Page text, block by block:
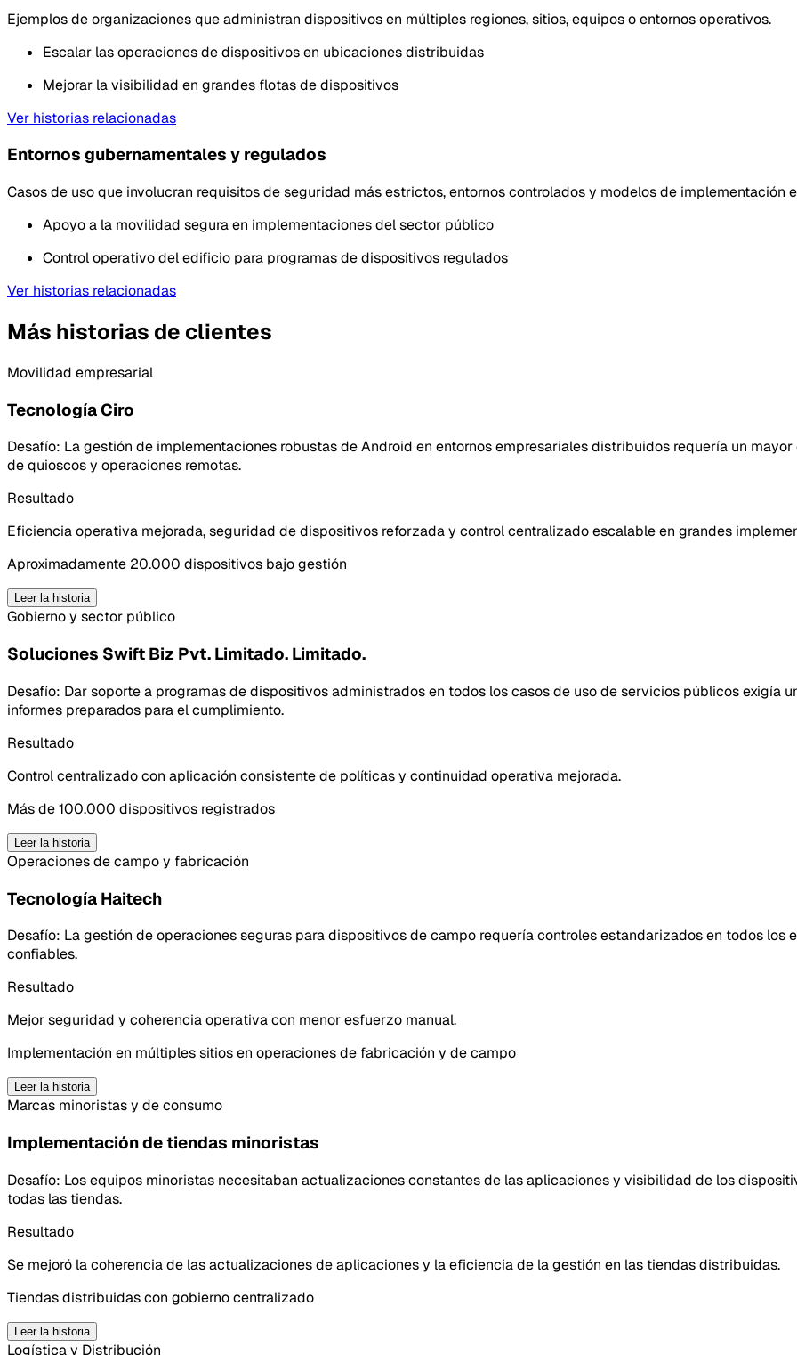
Ejemplos de organizaciones que administran dispositivos en múltiples regiones, sitios, equipos o entornos operativos.
Escalar las operaciones de dispositivos en ubicaciones distribuidas
Mejorar la visibilidad en grandes flotas de dispositivos
Ver historias relacionadas
Entornos gubernamentales y regulados
Casos de uso que involucran requisitos de seguridad más estrictos, entornos controlados y modelos de implementación
Apoyo a la movilidad segura en implementaciones del sector público
Control operativo del edificio para programas de dispositivos regulados
Ver historias relacionadas
Más historias de clientes
Movilidad empresarial
Tecnología Ciro
Desafío: La gestión de implementaciones robustas de Android en entornos empresariales distribuidos requería un
de quioscos y operaciones remotas.
Resultado
Eficiencia operativa mejorada, seguridad de dispositivos reforzada y control centralizado escalable en grandes
Aproximadamente 20.000 dispositivos bajo gestión
Leer la historia
Gobierno y sector público
Soluciones Swift Biz Pvt. Limitado. Limitado.
Desafío: Dar soporte a programas de dispositivos administrados en todos los casos de uso de servicios públicos exigía
informes preparados para el cumplimiento.
Resultado
Control centralizado con aplicación consistente de políticas y continuidad operativa mejorada.
Más de 100.000 dispositivos registrados
Leer la historia
Operaciones de campo y fabricación
Tecnología Haitech
Desafío: La gestión de operaciones seguras para dispositivos de campo requería controles estandarizados en todos
confiables.
Resultado
Mejor seguridad y coherencia operativa con menor esfuerzo manual.
Implementación en múltiples sitios en operaciones de fabricación y de campo
Leer la historia
Marcas minoristas y de consumo
Implementación de tiendas minoristas
Desafío: Los equipos minoristas necesitaban actualizaciones constantes de las aplicaciones y visibilidad de los
todas las tiendas.
Resultado
Se mejoró la coherencia de las actualizaciones de aplicaciones y la eficiencia de la gestión en las tiendas distribuidas.
Tiendas distribuidas con gobierno centralizado
Leer la historia
Logística y Distribución